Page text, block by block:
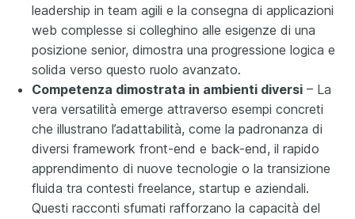
leadership in team agili e la consegna di applicazioni
web complesse si colleghino alle esigenze di una
posizione senior, dimostra una progressione logica e
solida verso questo ruolo avanzato.
Competenza dimostrata in ambienti diversi – La
vera versatilità emerge attraverso esempi concreti
che illustrano l’adattabilità, come la padronanza di
diversi framework front-end e back-end, il rapido
apprendimento di nuove tecnologie o la transizione
fluida tra contesti freelance, startup e aziendali.
Questi racconti sfumati rafforzano la capacità del